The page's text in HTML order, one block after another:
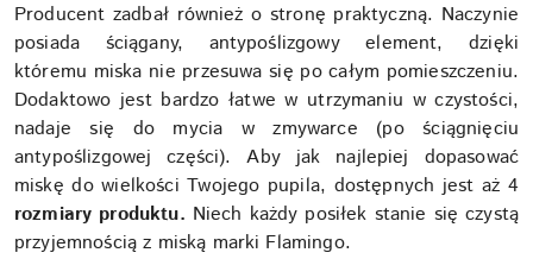
Producent zadbał również o stronę praktyczną. Naczynie
posiada ściągany, antypoślizgowy element, dzięki
któremu miska nie przesuwa się po całym pomieszczeniu.
Dodaktowo jest bardzo łatwe w utrzymaniu w czystości,
nadaje się do mycia w zmywarce (po ściągnięciu
antypoślizgowej części). Aby jak najlepiej dopasować
miskę do wielkości Twojego pupila, dostępnych jest aż 4
rozmiary produktu. Niech każdy posiłek stanie się czystą
przyjemnością z miską marki Flamingo.